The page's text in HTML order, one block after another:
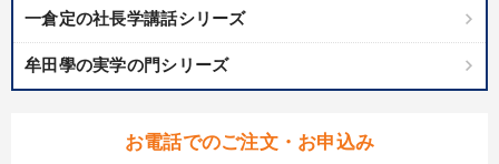
一倉定の社長学講話シリーズ
牟田學の実学の門シリーズ
お電話でのご注文・お申込み